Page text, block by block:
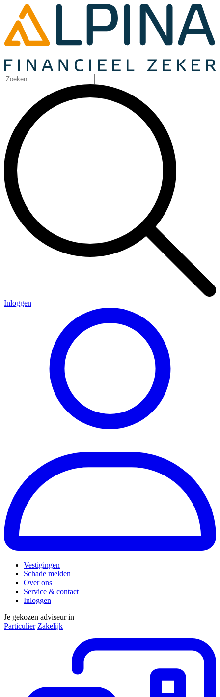
Inloggen
Vestigingen
Schade melden
Over ons
Service & contact
Inloggen
Je gekozen adviseur in
Particulier Zakelijk